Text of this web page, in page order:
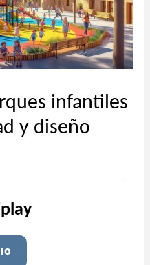
infantiles
y diseño